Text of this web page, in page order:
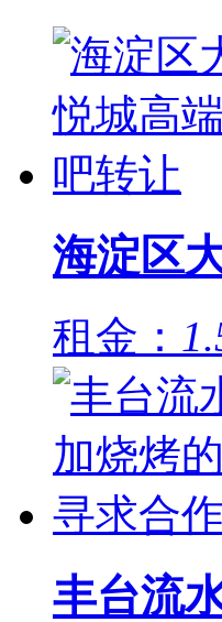
海淀区
租金：
丰台流